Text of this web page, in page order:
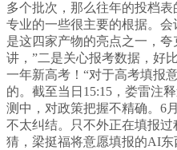
多个批次，那么往年的投档
专业的一些很主要的根据。
是这四家产物的亮点之一，
讲，”二是关心报考数据，好
一年新高考！“对于高考填报
的。截至当日15:15，娄雷注
测中，对政策把握不精确。6
不太纠结。只不外正在填报
猜，梁挺福将意愿填报的AI